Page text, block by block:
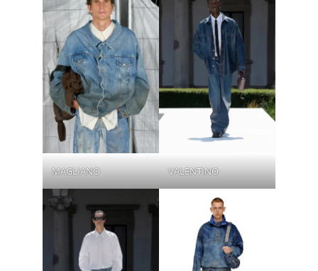
MAGLIANO VALENTINO